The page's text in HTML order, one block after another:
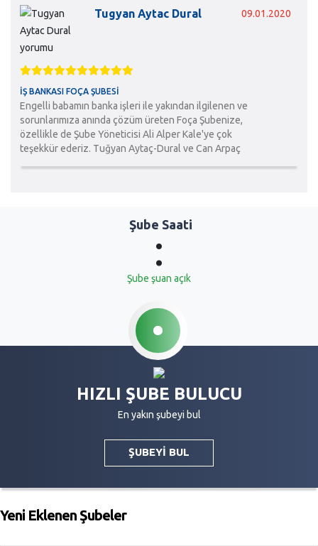
Tugyan Aytac Dural 09.01.2020
İŞ BANKASI FOÇA ŞUBESI
Engelli babamın banka işleri ile yakından ilgilenen ve
sorunlarımıza anında çözüm üreten Foça Şubenize,
özellikle de Şube Yöneticisi Ali Alper Kale'ye çok
teşekkür ederiz. Tuğyan Aytaç-Dural ve Can Arpaç
Şube Saati
:
Şube şuan açık
HIZLI ŞUBE BULUCU
En yakın şubeyi bul
ŞUBEYİ BUL
Yeni Eklenen Şubeler